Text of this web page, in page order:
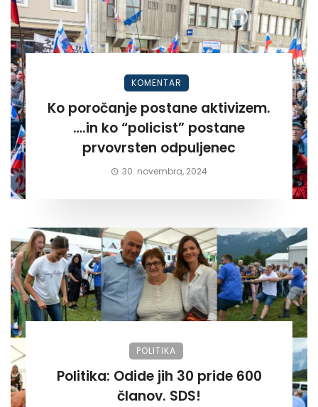
KOMENTAR
Ko poročanje postane aktivizem.
….in ko “policist” postane
prvovrsten odpuljenec
30. novembra, 2024
POLITIKA
Politika: Odide jih 30 pride 600
članov. SDS!